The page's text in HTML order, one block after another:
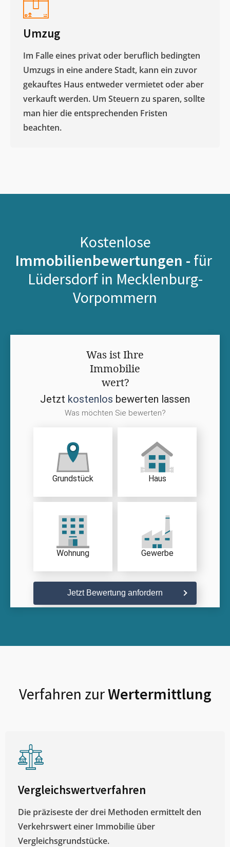
Umzug
Im Falle eines privat oder beruflich bedingten
Umzugs in eine andere Stadt, kann ein zuvor
gekauftes Haus entweder vermietet oder aber
verkauft werden. Um Steuern zu sparen, sollte
man hier die entsprechenden Fristen
beachten.
Kostenlose
Immobilienbewertungen - für
Lüdersdorf in Mecklenburg-
Vorpommern
Was ist Ihre
Immobilie
wert?
Jetzt kostenlos bewerten lassen
Was möchten Sie bewerten?
Grundstück Haus
Wohnung Gewerbe
Jetzt Bewertung anfordern
Verfahren zurWertermittlung
Vergleichswertverfahren
Die präziseste der drei Methoden ermittelt den
Verkehrswert einer Immobilie über
Vergleichsgrundstücke.